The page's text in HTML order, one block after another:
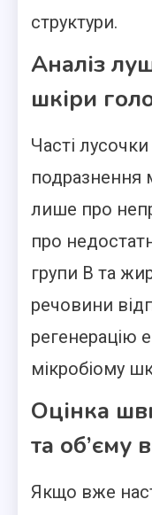
структури.
Аналіз
шкіри
Часті
подразнення
лише про
про
групи В та
речовини
регенерацію
мікробіому
Оцінка
та об’єму
Якщо вже